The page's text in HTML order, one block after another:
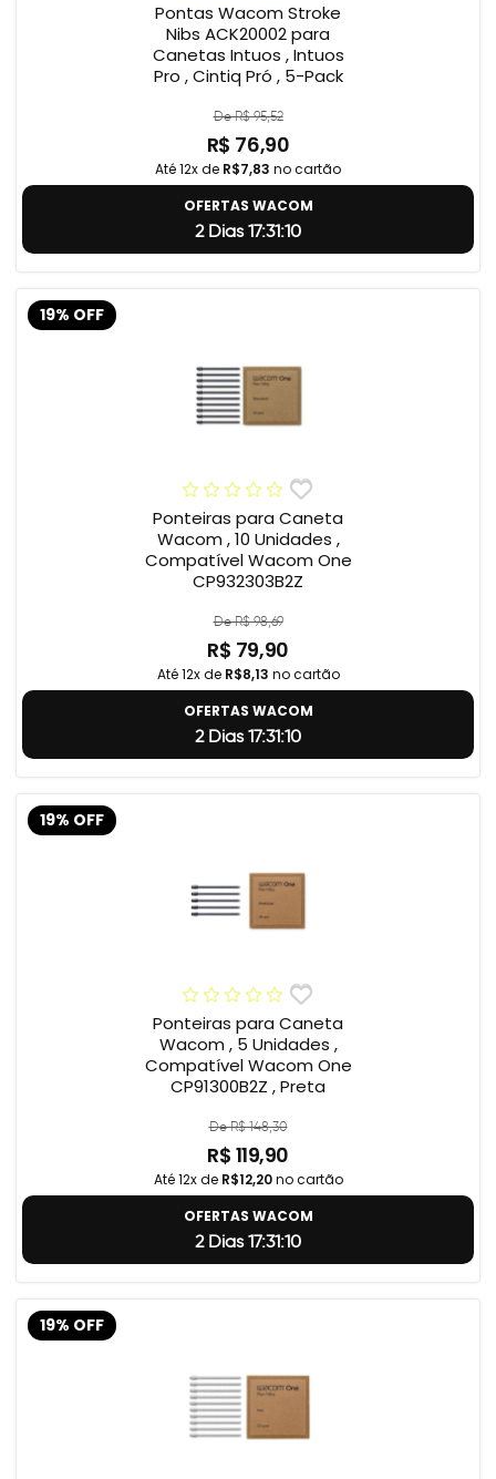
Pontas Wacom Stroke
Nibs ACK20002 para
Canetas Intuos , Intuos
Pro , Cintiq Pró , 5-Pack
De R$ 95,52
R$ 76,90
Até 12x de R$7,83 no cartão
OFERTAS WACOM
2 Dias 17:31:9
19% OFF
Ponteiras para Caneta
Wacom , 10 Unidades ,
Compatível Wacom One
CP932303B2Z
De R$ 98,69
R$ 79,90
Até 12x de R$8,13 no cartão
OFERTAS WACOM
2 Dias 17:31:9
19% OFF
Ponteiras para Caneta
Wacom , 5 Unidades ,
Compatível Wacom One
CP91300B2Z , Preta
De R$ 148,30
R$ 119,90
Até 12x de R$12,20no cartão
OFERTAS WACOM
2 Dias 17:31:9
19% OFF